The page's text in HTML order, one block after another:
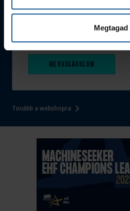
Megtagad
Tovább a webshopra
Grafitceruza 25/26
390 Ft
Megvásárolom